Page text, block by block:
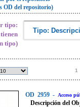
OD del repositorio)
tipo:
tipo)
1
OD 2959 - Acceso
Descripción del